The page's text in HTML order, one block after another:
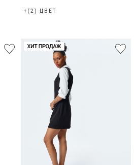
+(2) ЦВЕТ